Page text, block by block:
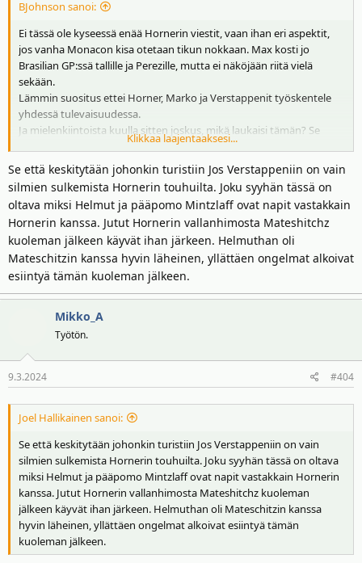
Ei ole salaisuus, että vaille suurta menestystä omalla urallaan jäänyt
52-vuotias Verstappen on kasvattanut pojastaan F1:n
maailmanmestaria tämän lapsuudesta asti. Ankarat
kasvatusmetodit ovat puhuttaneet, mutta Verstappen on viitannut
saamaansa kritiikkiin kintaalla.
Verstappen ei tunnu kaihtavan kyseenalaisiakaan keinoja poikansa
aseman parantamiseksi entisestään. Silti tämänkin valtataistelun
yksi osapuoli on poikansa kautta omaa unelmaansa elävä
keskinkertaisuus.
LUE LISÄÄ KIRJOITTAJALTA
Teemu Hyytiäinen
BJohnson sanoi:
Ei tässä ole kyseessä enää Hornerin viestit, vaan ihan eri aspektit,
jos vanha Monacon kisa otetaan tikun nokkaan. Max kosti jo
Brasilian GP:ssä tallille ja Perezille, mutta ei näköjään riitä vielä
sekään.
Lämmin suositus ettei Horner, Marko ja Verstappenit työskentele
yhdessä tulevaisuudessa.
Ja mielenkiintoista kuulla sitten joskus, mikä laukaisi tämän? Se
Klikkaa laajentaaksesi...
Se että keskitytään johonkin turistiin Jos Verstappeniin on vain
silmien sulkemista Hornerin touhuilta. Joku syyhän tässä on
oltava miksi Helmut ja pääpomo Mintzlaff ovat napit vastakkain
Hornerin kanssa. Jutut Hornerin vallanhimosta Mateshitchz
kuoleman jälkeen käyvät ihan järkeen. Helmuthan oli
Mateschitzin kanssa hyvin läheinen, yllättäen ongelmat alkoivat
esiintyä tämän kuoleman jälkeen.
Mikko_A
Työtön.
9.3.2024 #404
Joel Hallikainen sanoi:
Se että keskitytään johonkin turistiin Jos Verstappeniin on vain
silmien sulkemista Hornerin touhuilta. Joku syyhän tässä on oltava
miksi Helmut ja pääpomo Mintzlaff ovat napit vastakkain Hornerin
kanssa. Jutut Hornerin vallanhimosta Mateshitchz kuoleman
jälkeen käyvät ihan järkeen. Helmuthan oli Mateschitzin kanssa
hyvin läheinen, yllättäen ongelmat alkoivat esiintyä tämän
kuoleman jälkeen.